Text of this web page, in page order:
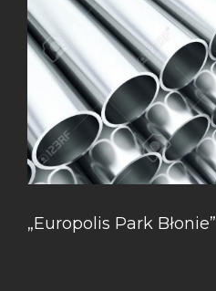
„Europolis Park Błonie”